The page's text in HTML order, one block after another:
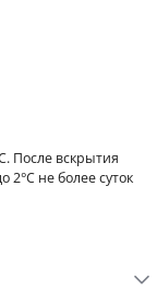
После вскрытия
2°C не более суток